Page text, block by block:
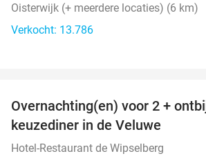
Oisterwijk (+ meerdere locaties) (6 km)
Verkocht: 13.786
Overnachting(en) voor 2 +
keuzediner in de Veluwe
Hotel-Restaurant de Wipselberg